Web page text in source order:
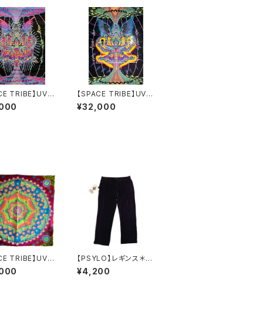
TRIBE】UVジ
トバナー/XX07
【SPACE TRIBE】UVジ
ャイアントバナー/XX07
A
¥32,000
TRIBE】UVバ
【PSYLO】レギンス＊S
hiny Short Leggings
-Purple
¥4,200